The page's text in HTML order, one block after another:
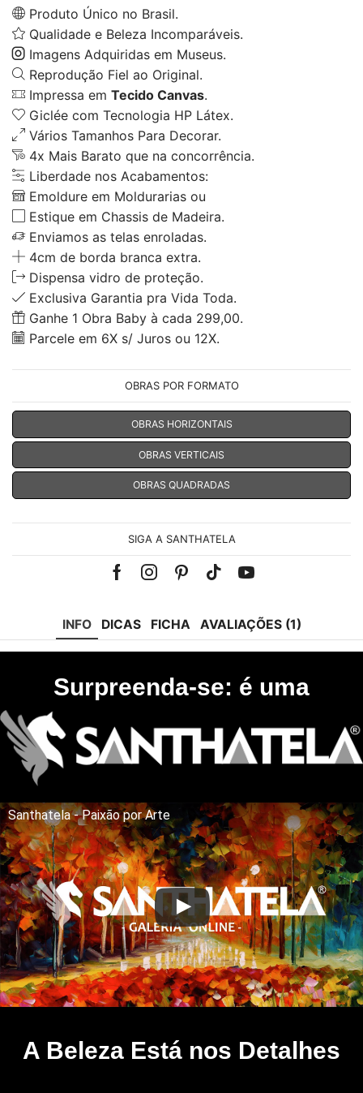
Produto Único no Brasil.
Qualidade e Beleza Incomparáveis.
Imagens Adquiridas em Museus.
Reprodução Fiel ao Original.
Impressa em Tecido Canvas.
Giclée com Tecnologia HP Látex.
Vários Tamanhos Para Decorar.
4x Mais Barato que na concorrência.
Liberdade nos Acabamentos:
Emoldure em Moldurarias ou
Estique em Chassis de Madeira.
Enviamos as telas enroladas.
4cm de borda branca extra.
Dispensa vidro de proteção.
Exclusiva Garantia pra Vida Toda.
Ganhe 1 Obra Baby à cada 299,00.
Parcele em 6X s/ Juros ou 12X.
OBRAS POR FORMATO
OBRAS HORIZONTAIS
OBRAS VERTICAIS
OBRAS QUADRADAS
SIGA A SANTHATELA
FacebookInstagramPinterest
Tik-Youtube
INFO DICAS FICHA AVALIAÇÕES (1)
Surpreenda-se: é uma
Santhatela - Paixão por Arte
A Beleza Está nos Detalhes